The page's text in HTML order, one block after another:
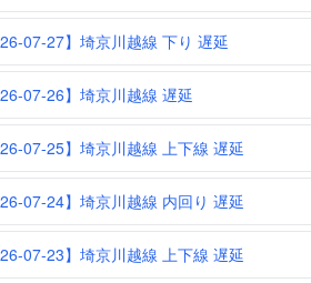
07-27】埼京川越線 下り 遅延
07-26】埼京川越線 遅延
07-25】埼京川越線 上下線 遅延
07-24】埼京川越線 内回り 遅延
07-23】埼京川越線 上下線 遅延